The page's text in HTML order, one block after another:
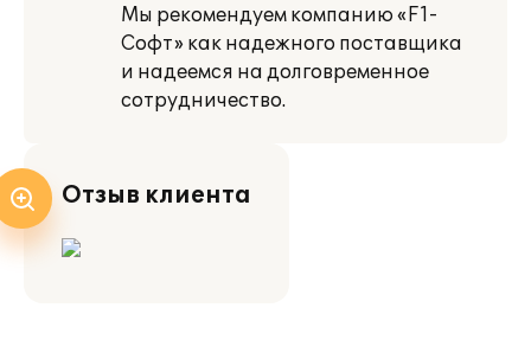
Мы рекомендуем компанию «F1-
Софт» как надежного поставщика
и надеемся на долговременное
сотрудничество.
Отзыв клиента